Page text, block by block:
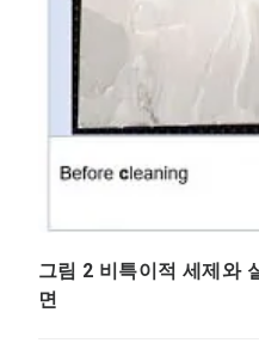
그림 2 비특이적 세제와
면